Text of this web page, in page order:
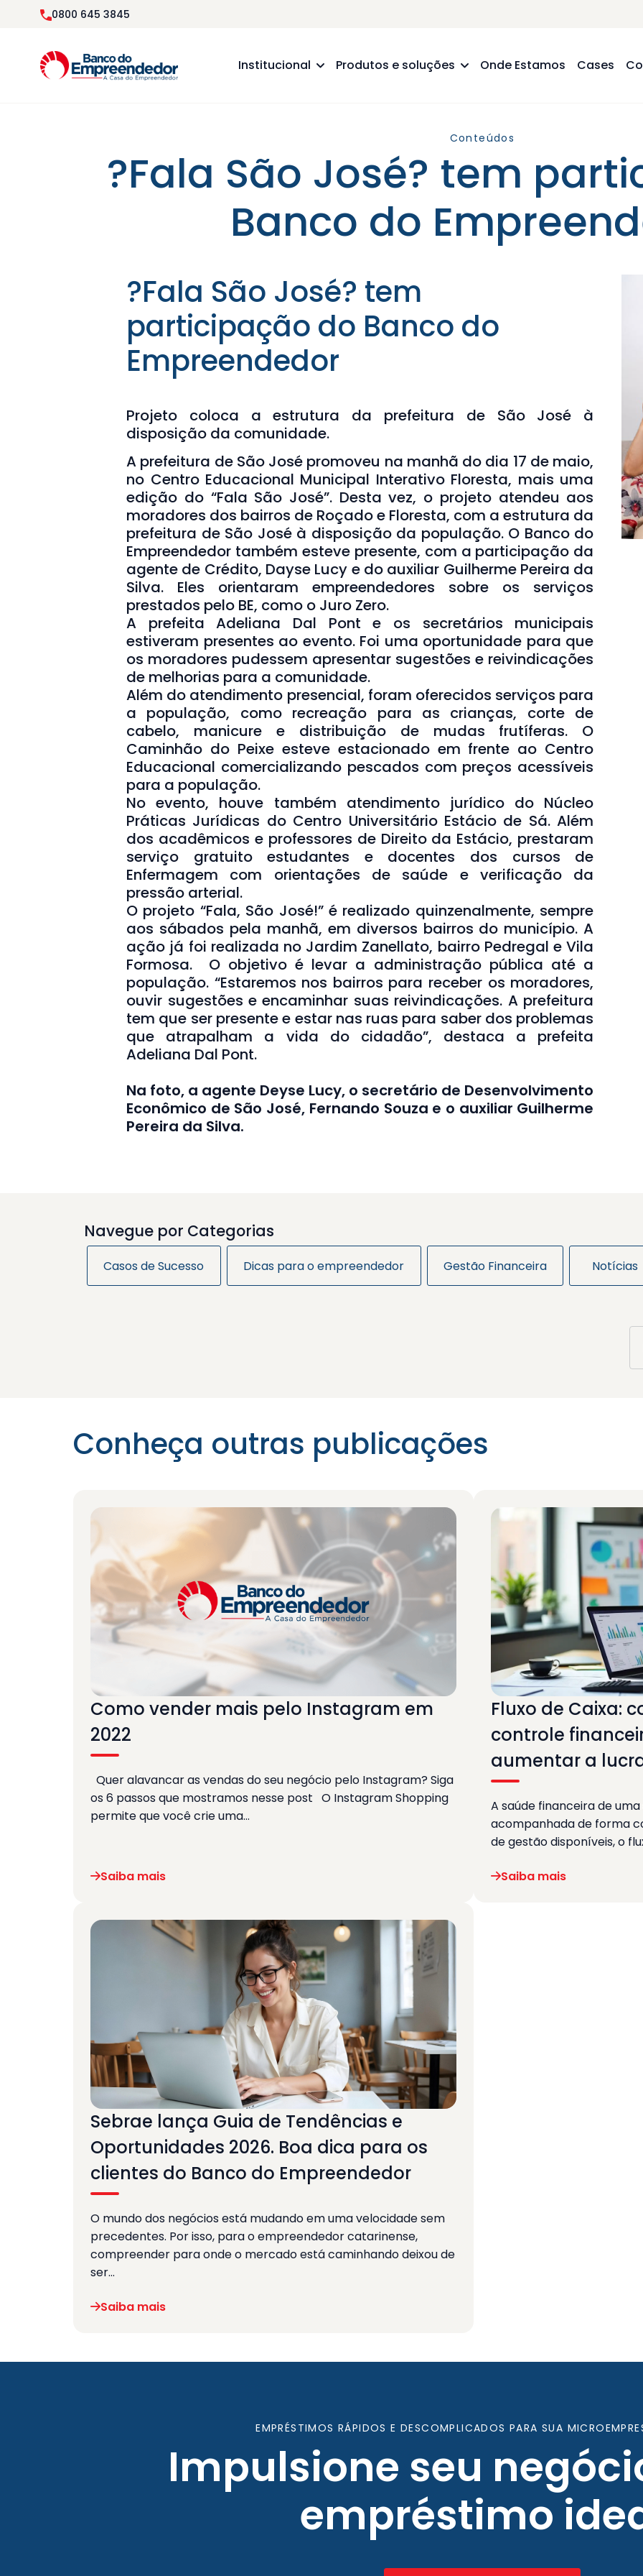
0800 645 3845
Institucional Produtos e soluções Onde Estamos Cases
Conteúdos
?Fala São José? tem
Banco do
?Fala São José? tem
participação do Banco do
Empreendedor
Projeto coloca a estrutura da prefeitura de São José à
disposição da comunidade.
A prefeitura de São José promoveu na manhã do dia 17 de maio,
no Centro Educacional Municipal Interativo Floresta, mais uma
edição do “Fala São José”. Desta vez, o projeto atendeu aos
moradores dos bairros de Roçado e Floresta, com a estrutura da
prefeitura de São José à disposição da população. O Banco do
Empreendedor também esteve presente, com a participação da
agente de Crédito, Dayse Lucy e do auxiliar Guilherme Pereira da
Silva. Eles orientaram empreendedores sobre os serviços
prestados pelo BE, como o Juro Zero.
A prefeita Adeliana Dal Pont e os secretários municipais
estiveram presentes ao evento. Foi uma oportunidade para que
os moradores pudessem apresentar sugestões e reivindicações
de melhorias para a comunidade.
Além do atendimento presencial, foram oferecidos serviços para
a população, como recreação para as crianças, corte de
cabelo, manicure e distribuição de mudas frutíferas. O
Caminhão do Peixe esteve estacionado em frente ao Centro
Educacional comercializando pescados com preços acessíveis
para a população.
No evento, houve também atendimento jurídico do Núcleo
Práticas Jurídicas do Centro Universitário Estácio de Sá. Além
dos acadêmicos e professores de Direito da Estácio, prestaram
serviço gratuito estudantes e docentes dos cursos de
Enfermagem com orientações de saúde e verificação da
pressão arterial.
O projeto “Fala, São José!” é realizado quinzenalmente, sempre
aos sábados pela manhã, em diversos bairros do município. A
ação já foi realizada no Jardim Zanellato, bairro Pedregal e Vila
Formosa. O objetivo é levar a administração pública até a
população. “Estaremos nos bairros para receber os moradores,
ouvir sugestões e encaminhar suas reivindicações. A prefeitura
tem que ser presente e estar nas ruas para saber dos problemas
que atrapalham a vida do cidadão”, destaca a prefeita
Adeliana Dal Pont.
Na foto, a agente Deyse Lucy, o secretário de Desenvolvimento
Econômico de São José, Fernando Souza e o auxiliar Guilherme
Pereira da Silva.
Navegue por Categorias
Casos de Sucesso Dicas para o empreendedor Gestão Financeira Notícias
Conheça outras publicações
Como vender mais pelo Instagram em
2022
Quer alavancar as vendas do seu negócio pelo Instagram? Siga
os 6 passos que mostramos nesse post O Instagram Shopping
permite que você crie uma…
Saiba mais
Fluxo de Caixa:
controle
aumentar a
A saúde financeira de
acompanhada de forma
de gestão disponíveis, o
Saiba mais
Sebrae lança Guia de Tendências e
Oportunidades 2026. Boa dica para os
clientes do Banco do Empreendedor
O mundo dos negócios está mudando em uma velocidade sem
precedentes. Por isso, para o empreendedor catarinense,
compreender para onde o mercado está caminhando deixou de
ser…
Saiba mais
EMPRÉSTIMOS RÁPIDOS E DESCOMPLICADOS PARA SUA
Impulsione seu
empréstimo